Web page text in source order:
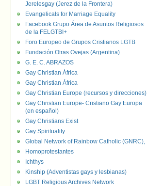
Jerelesgay (Jerez de la Frontera)
Evangelicals for Marriage Equality
Facebook Grupo Área de Asuntos Religiosos
de la FELGTBI+
Foro Europeo de Grupos Cristianos LGTB
Fundación Otras Ovejas (Argentina)
G. E. C. ABRAZOS
Gay Christian África
Gay Christian África
Gay Christian Europe (recursos y direcciones)
Gay Christian Europe- Cristiano Gay Europa
(en español)
Gay Christians Exist
Gay Spirituality
Global Network of Rainbow Catholic (GNRC),
Homoprotestantes
Ichthys
Kinship (Adventistas gays y lesbianas)
LGBT Religious Archives Network